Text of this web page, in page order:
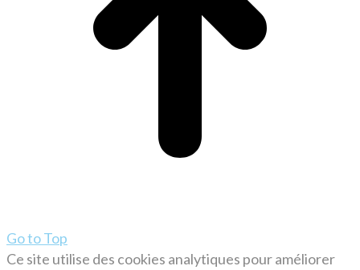
Go to Top
Ce site utilise des cookies analytiques pour améliorer